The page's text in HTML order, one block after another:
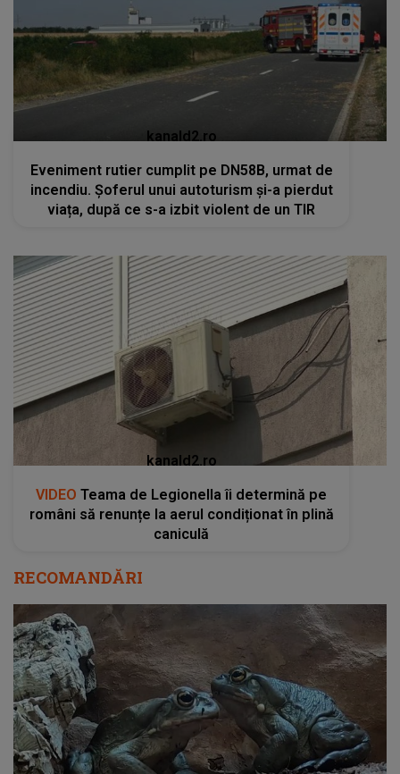
kanald2.ro
Eveniment rutier cumplit pe DN58B, urmat de
incendiu. Șoferul unui autoturism și-a pierdut
viața, după ce s-a izbit violent de un TIR
kanald2.ro
VIDEO Teama de Legionella îi determină pe
români să renunțe la aerul condiționat în plină
caniculă
RECOMANDĂRI